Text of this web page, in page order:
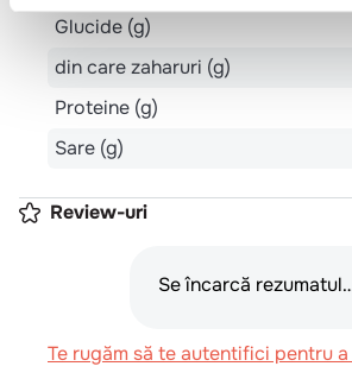
Glucide (g)
din care zaharuri (g)
Proteine (g)
Sare (g)
Review-uri
Se încarcă
Te rugăm să te autentifici pentru